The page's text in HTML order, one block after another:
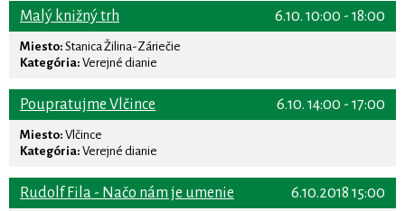
6.10. 10:00 - 18:00
Malý knižný trh
Miesto: Stanica Žilina-Záriečie
Kategória: Verejné dianie
6.10. 14:00 - 17:00
Poupratujme Vlčince
Miesto: Vlčince
Kategória: Verejné dianie
6.10.2018 15:00
Rudolf Fila - Načo nám je umenie